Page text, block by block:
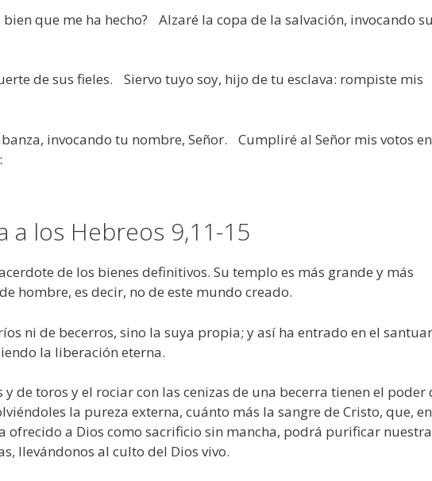
bien que me ha hecho? Alzaré la copa de la salvación, invocando
de sus fieles. Siervo tuyo soy, hijo de tu esclava: rompiste mis
invocando tu nombre, Señor. Cumpliré al Señor mis votos en
a los Hebreos 9,11-15
de los bienes definitivos. Su templo es más grande y más
hombre, es decir, no de este mundo creado.
ni de becerros, sino la suya propia; y así ha entrado en el
la liberación eterna.
de toros y el rociar con las cenizas de una becerra tienen el poder
la pureza externa, cuánto más la sangre de Cristo, que, en
ofrecido a Dios como sacrificio sin mancha, podrá purificar nuestra
llevándonos al culto del Dios vivo.